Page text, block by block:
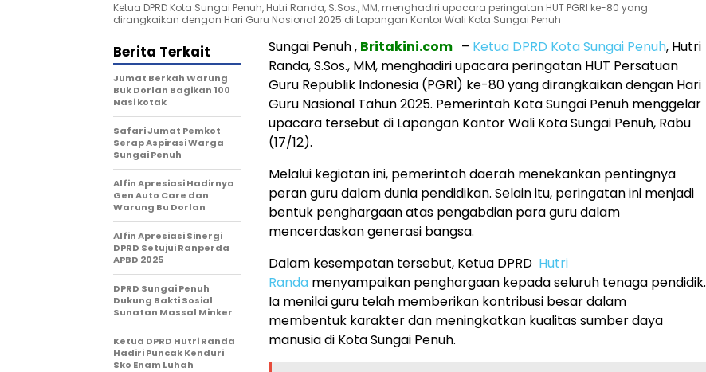
Ketua DPRD Kota Sungai Penuh, Hutri Randa, S.Sos., MM, menghadiri upacara peringatan HUT PGRI ke-80 yang
dirangkaikan dengan Hari Guru Nasional 2025 di Lapangan Kantor Wali Kota Sungai Penuh
Sungai Penuh , Britakini.com – Ketua DPRD Kota Sungai Penuh, Hutri
Randa, S.Sos., MM, menghadiri upacara peringatan HUT Persatuan
Guru Republik Indonesia (PGRI) ke-80 yang dirangkaikan dengan Hari
Guru Nasional Tahun 2025. Pemerintah Kota Sungai Penuh menggelar
upacara tersebut di Lapangan Kantor Wali Kota Sungai Penuh, Rabu
(17/12).
Melalui kegiatan ini, pemerintah daerah menekankan pentingnya
peran guru dalam dunia pendidikan. Selain itu, peringatan ini menjadi
bentuk penghargaan atas pengabdian para guru dalam
mencerdaskan generasi bangsa.
Dalam kesempatan tersebut, Ketua DPRD Hutri
Randa menyampaikan penghargaan kepada seluruh tenaga pendidik.
Ia menilai guru telah memberikan kontribusi besar dalam
membentuk karakter dan meningkatkan kualitas sumber daya
manusia di Kota Sungai Penuh.
Berita Terkait
Jumat Berkah Warung
Buk Dorlan Bagikan 100
Nasi kotak
Safari Jumat Pemkot
Serap Aspirasi Warga
Sungai Penuh
Alfin Apresiasi Hadirnya
Gen Auto Care dan
Warung Bu Dorlan
Alfin Apresiasi Sinergi
DPRD Setujui Ranperda
APBD 2025
DPRD Sungai Penuh
Dukung Bakti Sosial
Sunatan Massal Minker
Ketua DPRD Hutri Randa
Hadiri Puncak Kenduri
Sko Enam Luhah